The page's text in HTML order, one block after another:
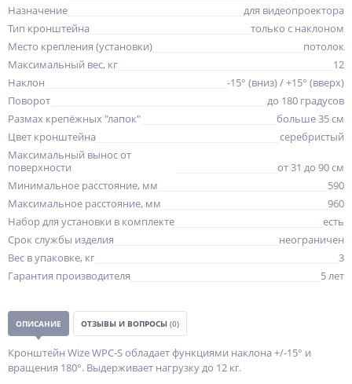
Назначение
для видеопроектора
Тип кронштейна
только с наклоном
Место крепления (установки)
потолок
Максимальный вес, кг
12
Наклон
-15° (вниз) / +15° (вверх)
Поворот
до 180 градусов
Размах крепёжных "лапок"
больше 35 см
Цвет кронштейна
серебристый
Максимальный вынос от
поверхности
от 31 до 90 см
Минимальное расстояние, мм
590
Максимальное расстояние, мм
960
Набор для установки в комплекте
есть
Срок службы изделия
неограничен
Вес в упаковке, кг
3
Гарантия производителя
5 лет
ОПИСАНИЕ ОТЗЫВЫ И ВОПРОСЫ (0)
Кронштейн Wize WPC-S обладает функциями наклона +/-15° и
вращения 180°. Выдерживает нагрузку до 12 кг.